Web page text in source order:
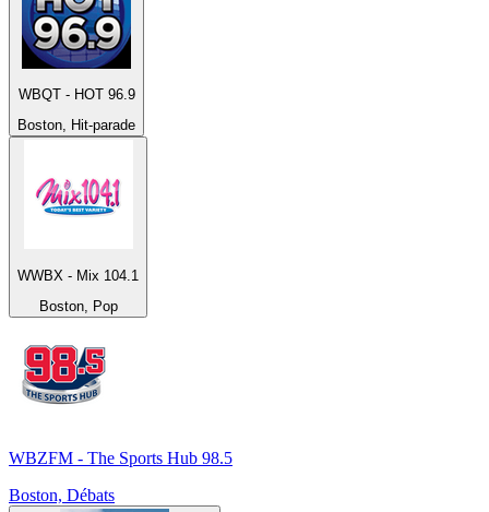
WBQT - HOT 96.9
Boston, Hit-parade
WWBX - Mix 104.1
Boston, Pop
WBZFM - The Sports Hub 98.5
Boston, Débats